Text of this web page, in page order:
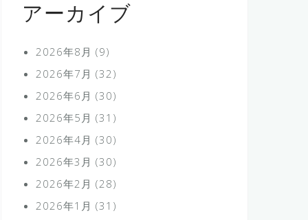
アーカイブ
2026年8月 (9)
2026年7月 (32)
2026年6月 (30)
2026年5月 (31)
2026年4月 (30)
2026年3月 (30)
2026年2月 (28)
2026年1月 (31)